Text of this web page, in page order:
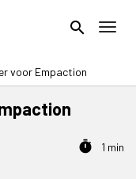
search
voor Empaction
timer 1 min